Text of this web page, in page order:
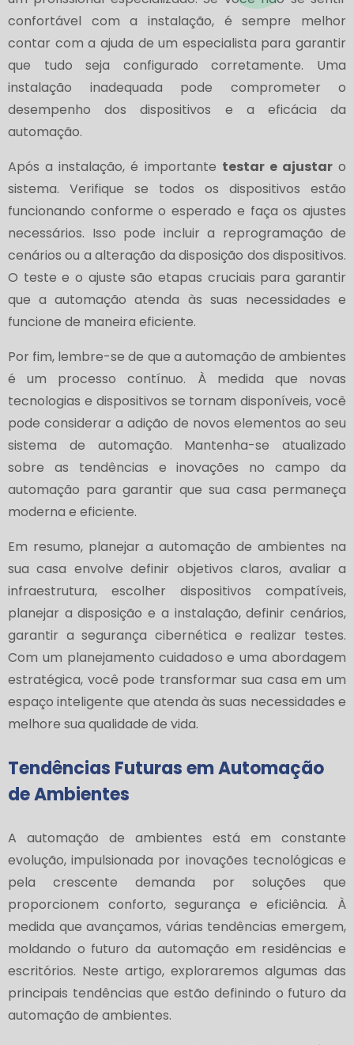
confortável com a instalação, é sempre melhor
contar com a ajuda de um especialista para garantir
que tudo seja configurado corretamente. Uma
instalação inadequada pode comprometer o
desempenho dos dispositivos e a eficácia da
automação.
Após a instalação, é importante testar e ajustaro
sistema. Verifique se todos os dispositivos estão
funcionando conforme o esperado e faça os ajustes
necessários. Isso pode incluir a reprogramação de
cenários ou a alteração da disposição dos dispositivos.
O teste e o ajuste são etapas cruciais para garantir
que a automação atenda às suas necessidades e
funcione de maneira eficiente.
Por fim, lembre-se de que a automação de ambientes
é um processo contínuo. À medida que novas
tecnologias e dispositivos se tornam disponíveis, você
pode considerar a adição de novos elementos ao seu
sistema de automação. Mantenha-se atualizado
sobre as tendências e inovações no campo da
automação para garantir que sua casa permaneça
moderna e eficiente.
Em resumo, planejar a automação de ambientes na
sua casa envolve definir objetivos claros, avaliar a
infraestrutura, escolher dispositivos compatíveis,
planejar a disposição e a instalação, definir cenários,
garantir a segurança cibernética e realizar testes.
Com um planejamento cuidadoso e uma abordagem
estratégica, você pode transformar sua casa em um
espaço inteligente que atenda às suas necessidades e
melhore sua qualidade de vida.
Tendências Futuras em Automação
de Ambientes
A automação de ambientes está em constante
evolução, impulsionada por inovações tecnológicas e
pela crescente demanda por soluções que
proporcionem conforto, segurança e eficiência. À
medida que avançamos, várias tendências emergem,
moldando o futuro da automação em residências e
escritórios. Neste artigo, exploraremos algumas das
principais tendências que estão definindo o futuro da
automação de ambientes.